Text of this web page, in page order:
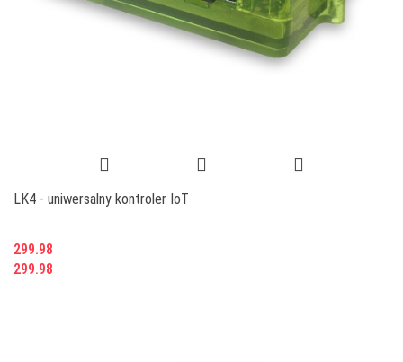
LK4 - uniwersalny kontroler IoT
299.98
299.98